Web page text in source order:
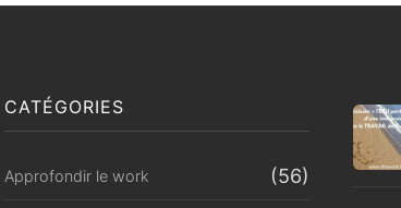
CATÉGORIES
Approfondir le work (56)